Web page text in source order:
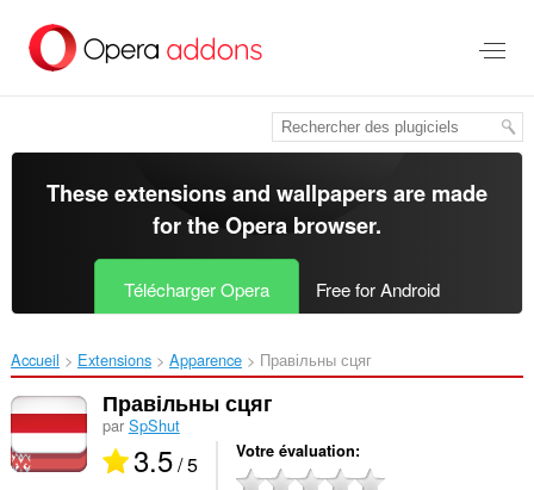
contenu
These extensions and wallpapers are made
for theOpera browser.
Télécharger Opera Free for Android
Accueil Extensions Apparence Правільны сцяг‎
Правільны сцяг
par SpShut
3.5/ 5 Votre évaluation